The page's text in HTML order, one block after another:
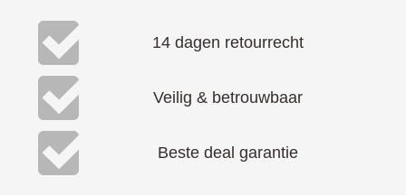
14 dagen retourrecht
Veilig & betrouwbaar
Beste deal garantie